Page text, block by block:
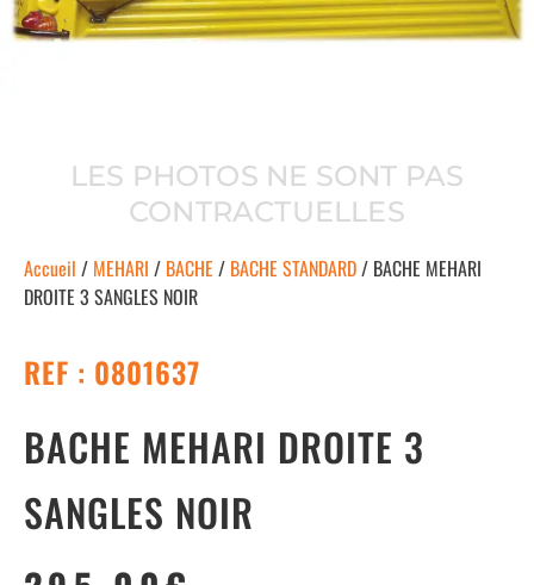
LES PHOTOS NE SONT PAS
CONTRACTUELLES
Accueil / MEHARI / BACHE / BACHE STANDARD/ BACHE MEHARI
DROITE 3 SANGLES NOIR
REF : 0801637
BACHE MEHARI DROITE 3
SANGLES NOIR